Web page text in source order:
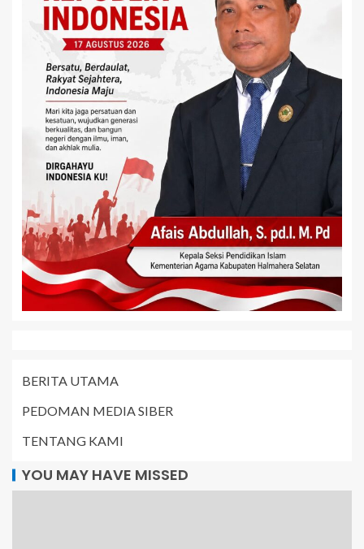
BERITA UTAMA
PEDOMAN MEDIA SIBER
TENTANG KAMI
YOU MAY HAVE MISSED